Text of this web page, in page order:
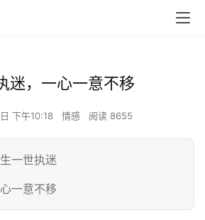
迷，一心一意不移
下午10:18 情感 阅读 8655
一世执迷
一意不移